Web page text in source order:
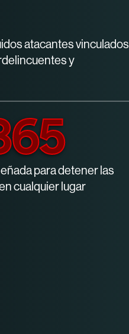
atacantes vinculados
y
para detener las
cualquier lugar